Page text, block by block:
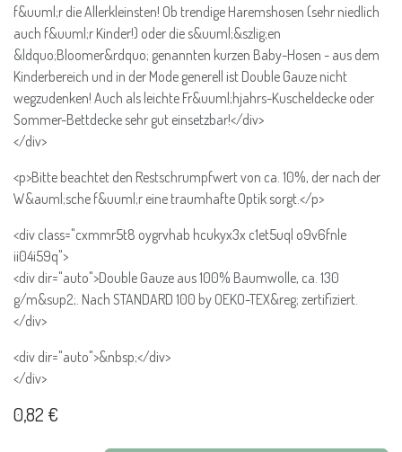
f&uuml;r die Allerkleinsten! Ob trendige Haremshosen (sehr niedlich
auch f&uuml;r Kinder!) oder die s&uuml;&szlig;en
&ldquo;Bloomer&rdquo; genannten kurzen Baby-Hosen - aus dem
Kinderbereich und in der Mode generell ist Double Gauze nicht
wegzudenken! Auch als leichte Fr&uuml;hjahrs-Kuscheldecke oder
Sommer-Bettdecke sehr gut einsetzbar!</div>
</div>
<p>Bitte beachtet den Restschrumpfwert von ca. 10%, der nach der
W&auml;sche f&uuml;r eine traumhafte Optik sorgt.</p>
<div class="cxmmr5t8 oygrvhab hcukyx3x c1et5uql o9v6fnle
ii04i59q">
<div dir="auto">Double Gauze aus 100% Baumwolle, ca. 130
g/m&sup2;. Nach STANDARD 100 by OEKO-TEX&reg; zertifiziert.
</div>
<div dir="auto">&nbsp;</div>
</div>
0,82 €